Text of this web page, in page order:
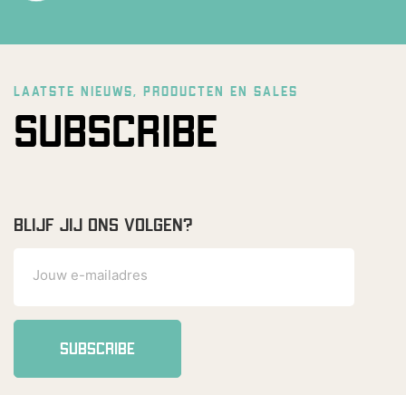
LAATSTE NIEUWS, PRODUCTEN EN SALES
SUBSCRIBE
BLIJF JIJ ONS VOLGEN?
SUBSCRIBE